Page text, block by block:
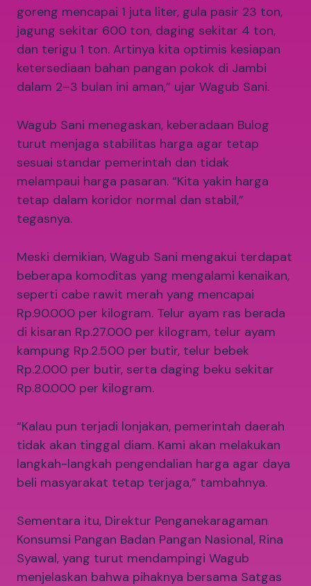
goreng mencapai 1 juta liter, gula pasir 23 ton,
jagung sekitar 600 ton, daging sekitar 4 ton,
dan terigu 1 ton. Artinya kita optimis kesiapan
ketersediaan bahan pangan pokok di Jambi
dalam 2–3 bulan ini aman,” ujar Wagub Sani.
Wagub Sani menegaskan, keberadaan Bulog
turut menjaga stabilitas harga agar tetap
sesuai standar pemerintah dan tidak
melampaui harga pasaran. “Kita yakin harga
tetap dalam koridor normal dan stabil,”
tegasnya.
Meski demikian, Wagub Sani mengakui terdapat
beberapa komoditas yang mengalami kenaikan,
seperti cabe rawit merah yang mencapai
Rp.90.000 per kilogram. Telur ayam ras berada
di kisaran Rp.27.000 per kilogram, telur ayam
kampung Rp.2.500 per butir, telur bebek
Rp.2.000 per butir, serta daging beku sekitar
Rp.80.000 per kilogram.
“Kalau pun terjadi lonjakan, pemerintah daerah
tidak akan tinggal diam. Kami akan melakukan
langkah-langkah pengendalian harga agar daya
beli masyarakat tetap terjaga,” tambahnya.
Sementara itu, Direktur Penganekaragaman
Konsumsi Pangan Badan Pangan Nasional, Rina
Syawal, yang turut mendampingi Wagub
menjelaskan bahwa pihaknya bersama Satgas